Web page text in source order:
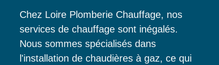
Chez Loire Plomberie Chauffage, nos
services de chauffage sont inégalés.
Nous sommes spécialisés dans
l'installation de chaudières à gaz, ce qui